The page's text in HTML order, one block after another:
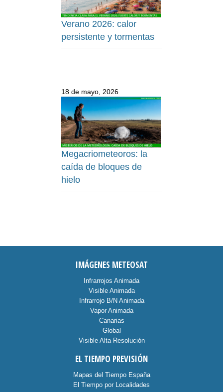
Verano 2026: calor
persistente y tormentas
18 de mayo, 2026
Megacriometeoros: la
caída de bloques de
hielo
IMÁGENES METEOSAT
Infrarrojos Animada
Visible Animada
Infrarrojo B/N Animada
Vapor Animada
Canarias
Global
Visible Alta Resolución
EL TIEMPO PREVISIÓN
Mapas del Tiempo España
El Tiempo por Localidades